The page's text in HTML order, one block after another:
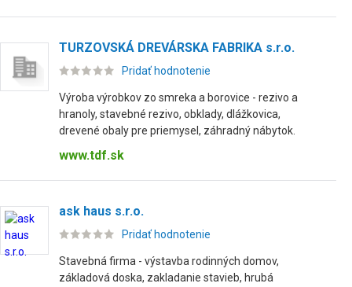
TURZOVSKÁ DREVÁRSKA FABRIKA s.r.o.
Pridať hodnotenie
Výroba výrobkov zo smreka a borovice - rezivo a
hranoly, stavebné rezivo, obklady, dlážkovica,
drevené obaly pre priemysel, záhradný nábytok.
www.tdf.sk
ask haus s.r.o.
Pridať hodnotenie
Stavebná firma - výstavba rodinných domov,
základová doska, zakladanie stavieb, hrubá